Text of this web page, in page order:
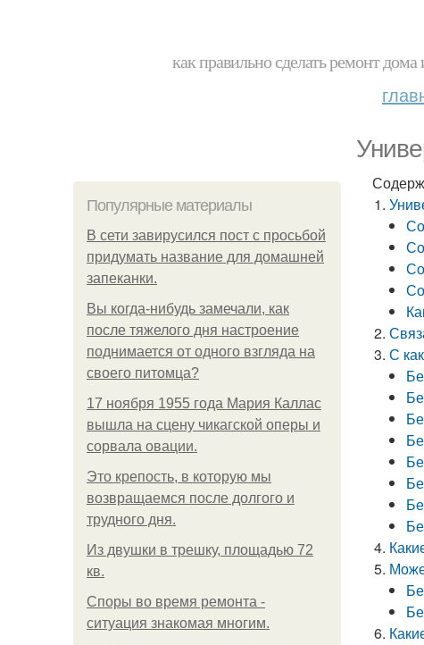
как правильно сделать ремонт
Популярные материалы
В сети завирусился пост с просьбой
придумать название для домашней
запеканки.
Вы когда-нибудь замечали, как
после тяжелого дня настроение
поднимается от одного взгляда на
своего питомца?
17 ноября 1955 года Мария Каллас
вышла на сцену чикагской оперы и
сорвала овации.
Это крепость, в которую мы
возвращаемся после долгого и
трудного дня.
Из двушки в трешку, площадью 72
кв.
Споры во время ремонта -
ситуация знакомая многим.
С